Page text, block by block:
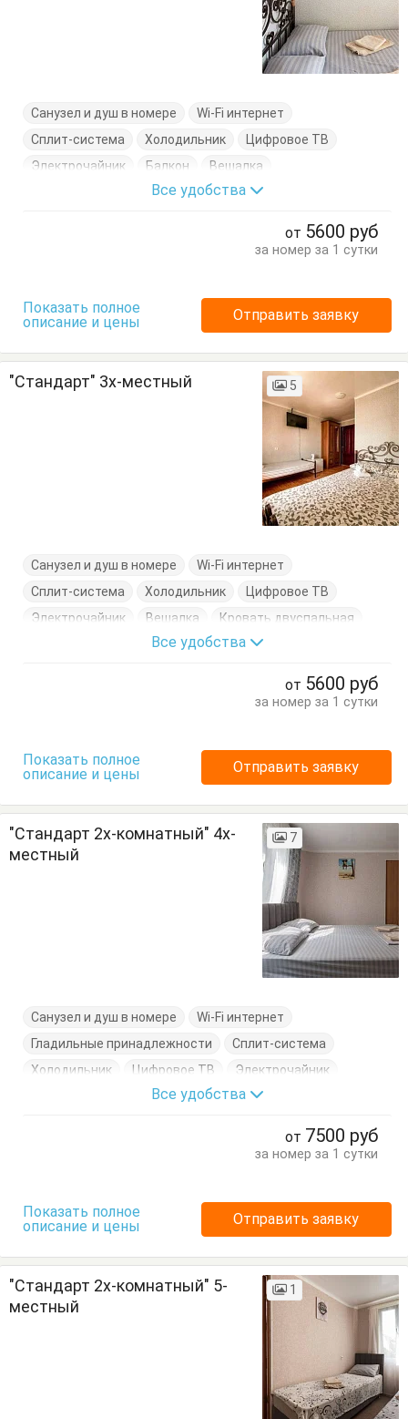
Санузел и душ в номере
Wi-Fi интернет
Сплит-система
Холодильник
Цифровое ТВ
Электрочайник
Балкон
Вешалка
Кровать двуспальная
Посуда Стол
Все удобства
от 5600 руб
за номер за 1 сутки
Показать полное
описание и цены
Отправить заявку
"Стандарт" 3х-местный 5
Санузел и душ в номере
Wi-Fi интернет
Сплит-система
Холодильник
Цифровое ТВ
Электрочайник
Вешалка
Кровать двуспальная
Кровать односпальная
Посуда Тумбочки
Все удобства
от 5600 руб
за номер за 1 сутки
Показать полное
описание и цены
Отправить заявку
"Стандарт 2х-комнатный" 4х-
местный
7
Санузел и душ в номере
Wi-Fi интернет
Гладильные принадлежности
Сплит-система
Холодильник
Цифровое ТВ
Электрочайник
Кровати односпальные
Все удобства
от 7500 руб
за номер за 1 сутки
Показать полное
описание и цены
Отправить заявку
"Стандарт 2х-комнатный" 5-
местный
1